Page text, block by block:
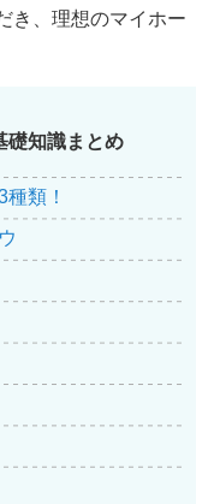
き、理想のマイホー
礎知識まとめ
類！